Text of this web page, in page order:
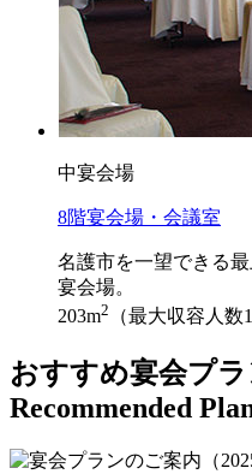
中宴会場
8階宴会場・会議室
名護市を一望できる
宴会場。
203m2 （最大収容人数
おすすめ宴会プラ
Recommended